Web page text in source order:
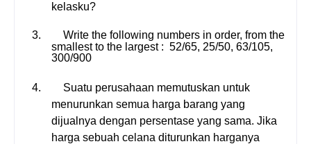
kelasku?
3.
Write the following numbers in order, from the
smallest to the largest : 52/65, 25/50, 63/105,
300/900
4.
Suatu perusahaan memutuskan untuk
menurunkan semua harga barang yang
dijualnya dengan persentase yang sama. Jika
harga sebuah celana diturunkan harganya